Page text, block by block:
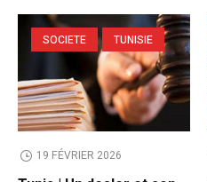
SOCIETE TUNISIE
19 FÉVRIER 2026